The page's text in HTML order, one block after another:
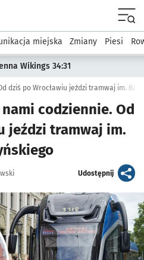
podserwis: Komunikacja
miejska Zmiany Piesi
Wikings 34:31
dziś po Wrocławiu jeździ tramwaj im.
codziennie. Od
jeździ tramwaj im.
Udostępnijartykuł